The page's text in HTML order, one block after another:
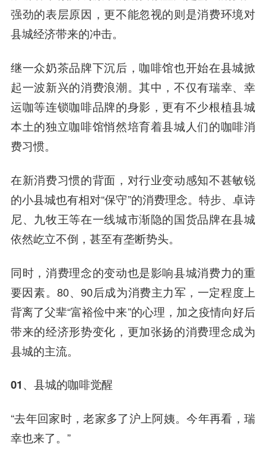
强劲的表层原因，更不能忽视的则是消费环境对
县城经济带来的冲击。
继一众奶茶品牌下沉后，咖啡馆也开始在县城掀
起一波新兴的消费浪潮。其中，不仅有瑞幸、幸
运咖等连锁咖啡品牌的身影，更有不少根植县城
本土的独立咖啡馆悄然培育着县城人们的咖啡消
费习惯。
在新消费习惯的背面，对行业变动感知不甚敏锐
的小县城也有相对“保守”的消费理念。特步、卓诗
尼、九牧王等在一线城市渐隐的国货品牌在县城
依然屹立不倒，甚至有垄断势头。
同时，消费理念的变动也是影响县城消费力的重
要因素。80、90后成为消费主力军，一定程度上
背离了父辈“富裕俭中来”的心理，加之疫情向好后
带来的经济形势变化，更加张扬的消费理念成为
县城的主流。
01、县城的咖啡觉醒
“去年回家时，老家多了沪上阿姨。今年再看，瑞
幸也来了。”